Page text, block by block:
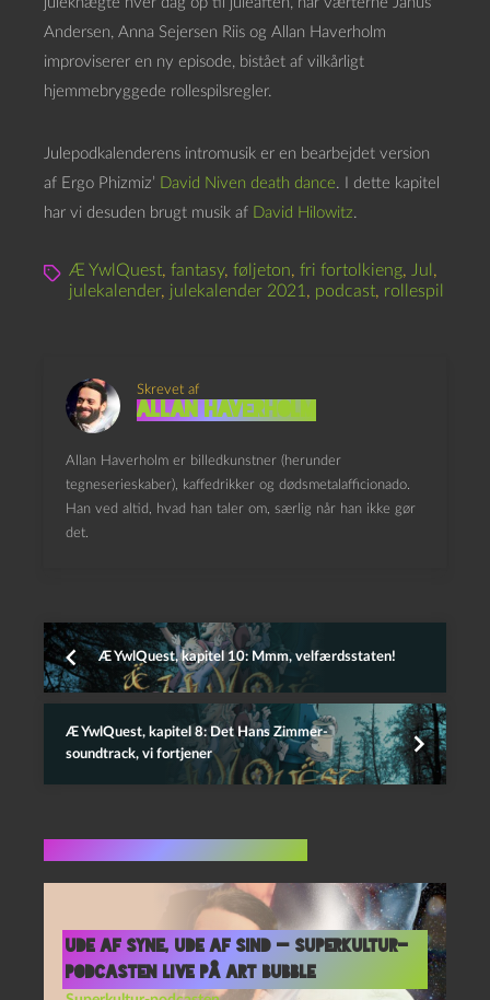
Andersen, Anna Sejersen Riis og Allan Haverholm
improviserer en ny episode, bistået af vilkårligt
hjemmebryggede rollespilsregler.
Julepodkalenderens intromusik er en bearbejdet version
af Ergo Phizmiz’ David Niven death dance. I dette kapitel
har vi desuden brugt musik af David Hilowitz.
Æ YwlQuest, fantasy, føljeton, fri fortolkieng, Jul ,
julekalender, julekalender 2021 , podcast, rollespil
Skrevet af
Allan Haverholm
Allan Haverholm er billedkunstner (herunder
tegneserieskaber), kaffedrikker og dødsmetalafficionado.
Han ved altid, hvad han taler om, særlig når han ikke gør
det.
Æ YwlQuest, kapitel 10: Mmm, velfærdsstaten!
Æ YwlQuest, kapitel 8: Det Hans Zimmer-
soundtrack, vi fortjener
Ude af syne, ude af sind — Superkultur-
podcasten live på Art Bubble